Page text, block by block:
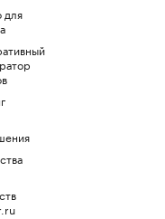
для